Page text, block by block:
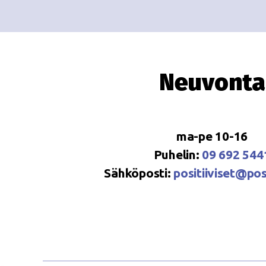
Neuvonta
ma-pe 10-16
Puhelin: 09 692
Sähköposti: